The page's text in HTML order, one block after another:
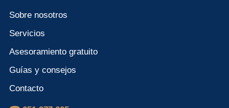
Sobre nosotros
Servicios
Asesoramiento gratuito
Guías y consejos
Contacto